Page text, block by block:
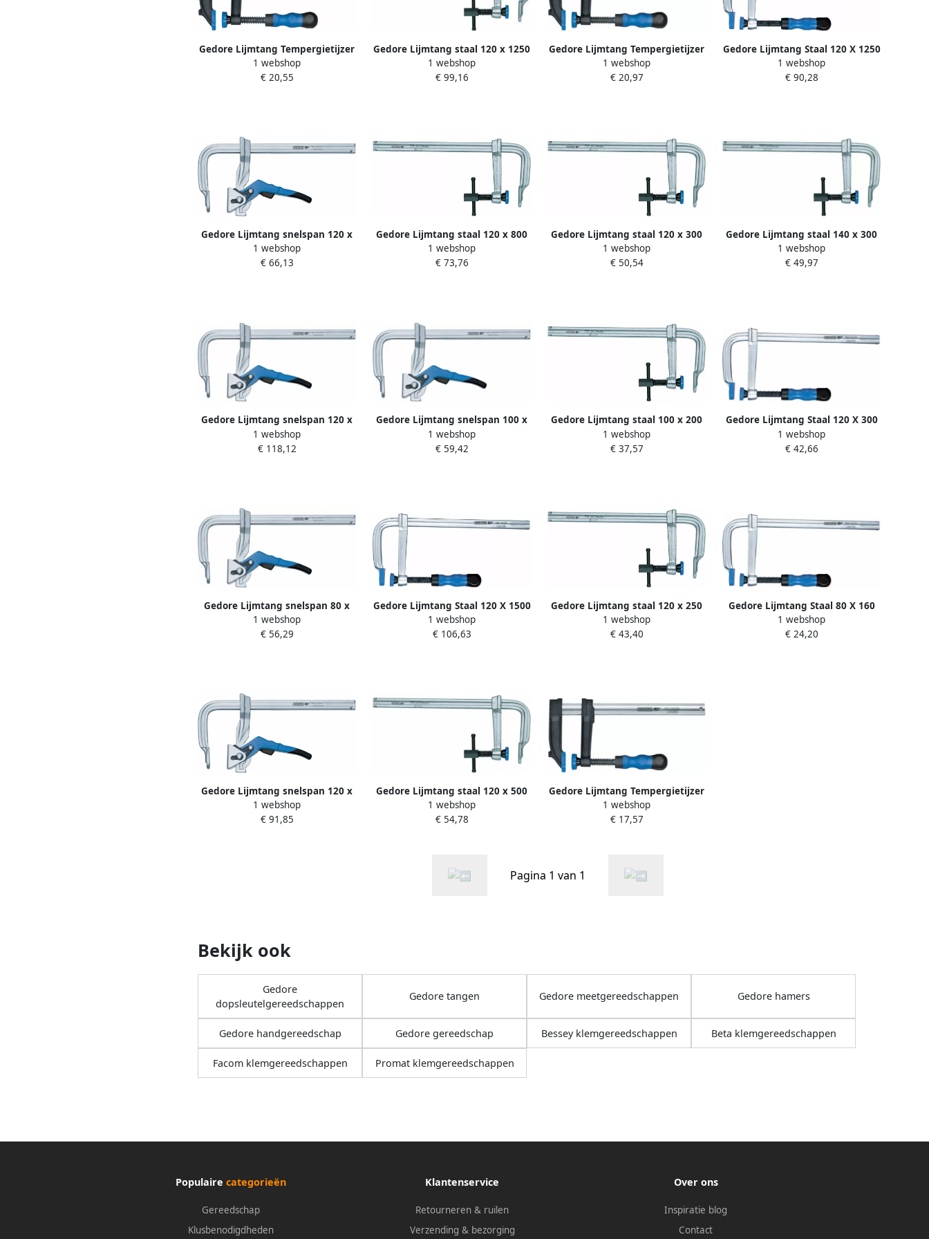
Gedore Lijmtang Tempergietijzer
100 X 200 Mm (DIS-100020)
1068938
1 webshop
€ 20,55
Gedore Lijmtang staal 120 x 1250
MM 1070339
1 webshop
€ 99,16
Gedore Lijmtang Tempergietijzer
120 X 1000 Mm (DIS-120100)
1069047
1 webshop
€ 20,97
Gedore Lijmtang Staal 120 X 1250
Mm (TGM-124125) 1070207
1 webshop
€ 90,28
Gedore Lijmtang snelspan 120 x
250 MM 1070363
1 webshop
€ 66,13
Gedore Lijmtang staal 120 x 800
MM 1070312
1 webshop
€ 73,76
Gedore Lijmtang staal 120 x 300
MM 1070274
1 webshop
€ 50,54
Gedore Lijmtang staal 140 x 300
MM 1070266
1 webshop
€ 49,97
Gedore Lijmtang snelspan 120 x
800 MM 1070444
1 webshop
€ 118,12
Gedore Lijmtang snelspan 100 x
200 MM 1070355
1 webshop
€ 59,42
Gedore Lijmtang staal 100 x 200
MM 1070231
1 webshop
€ 37,57
Gedore Lijmtang Staal 120 X 300
Mm (TGM-122030) 1070142
1 webshop
€ 42,66
Gedore Lijmtang snelspan 80 x
160 MM 1070347
1 webshop
€ 56,29
Gedore Lijmtang Staal 120 X 1500
Mm (TGM-126150) 1070215
1 webshop
€ 106,63
Gedore Lijmtang staal 120 x 250
MM 1070258
1 webshop
€ 43,40
Gedore Lijmtang Staal 80 X 160
Mm (TGM-080016) 1070096
1 webshop
€ 24,20
Gedore Lijmtang snelspan 120 x
600 MM 1070436
1 webshop
€ 91,85
Gedore Lijmtang staal 120 x 500
MM 1070290
1 webshop
€ 54,78
Gedore Lijmtang Tempergietijzer
80 X 160 Mm (DIS-080016)
1068849
1 webshop
€ 17,57
Pagina 1 van 1
Bekijk ook
Gedore
dopsleutelgereedschappen
Gedore tangen Gedore meetgereedschappen Gedore hamers
Gedore handgereedschap Gedore gereedschap Bessey klemgereedschappen Beta klemgereedschappen
Facom klemgereedschappen Promat klemgereedschappen
Populaire categorieën
Gereedschap
Klusbenodigdheden
Klantenservice
Retourneren & ruilen
Verzending & bezorging
Over ons
Inspiratie blog
Contact